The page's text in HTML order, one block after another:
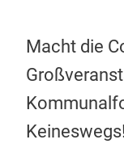
Macht die